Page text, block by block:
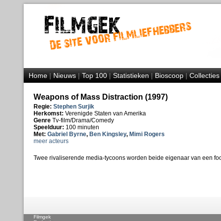
Home|Nieuws|Top 100|Statistieken|Bioscoop|Collecties
Weapons of Mass Distraction (1997)
Regie: Stephen Surjik
Herkomst: Verenigde Staten van Amerika
Genre Tv-film/Drama/Comedy
Speelduur: 100 minuten
Met: Gabriel Byrne, Ben Kingsley, Mimi Rogers
meer acteurs
Twee rivaliserende media-tycoons worden beide eigenaar van een
Filmgek